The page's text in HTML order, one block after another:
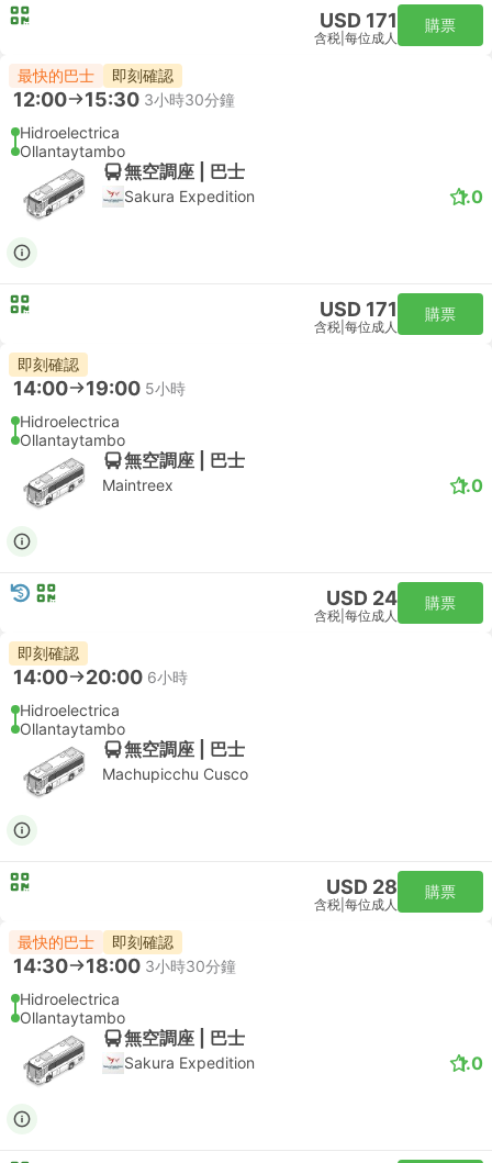
USD 171
含税 每位成人
購票
最快的巴士 即刻確認
12:00 15:30 3小時30分鐘
Hidroelectrica
Ollantaytambo
無空調座 | 巴士
Sakura Expedition 1.0
USD 171
含税 每位成人
購票
即刻確認
14:00 19:00 5小時
Hidroelectrica
Ollantaytambo
無空調座 | 巴士
Maintreex 1.0
USD 24
含税 每位成人
購票
即刻確認
14:00 20:00 6小時
Hidroelectrica
Ollantaytambo
無空調座 | 巴士
Machupicchu Cusco
USD 28
含税 每位成人
購票
最快的巴士 即刻確認
14:30 18:00 3小時30分鐘
Hidroelectrica
Ollantaytambo
無空調座 | 巴士
Sakura Expedition 1.0